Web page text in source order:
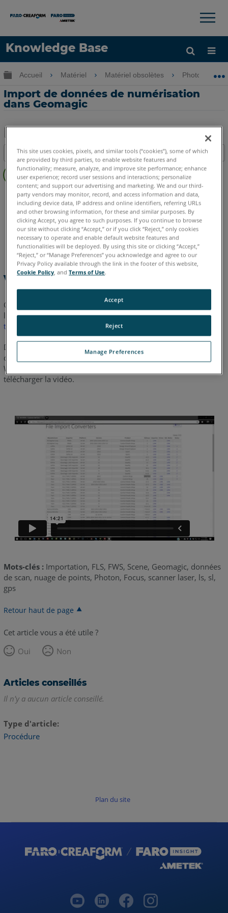
Knowledge Base
LANGUE
×
Développer/réduire la hiérarchie globale
Accueil Matériel Matériel obsolètes Photon
Import de données de numérisation
dans Geomagic
Enregistrer
en
tant
que
PDF
Table des matières
Vue
d'ensemble
Scanner laser 3D Photon
allemand anglais coréen espagnol français
Vue d'ensemble
Cet article vous fournit un guide étape par étape de
l'importation de données FLS dans Geomagic, qui peut être
téléchargé ici
Dans la vidéo suivante, vous apprendrez comment importer
des données de numérisation FARO® dans GeoMagic DX et
Wrap. Impossible de visionner la vidéo ?
télécharger la vidéo.
Mots-clés : Importation, FLS, FWS, Scene, Geomagic, données
de scan, nuage de points, Photon, Focus, scanner laser, ls, sl,
gps
Retour haut de page
Cet article vous a été utile ?
Oui
Non
Articles conseillés
Il n'y a aucun article conseillé.
Type d'article
Procédure
Plan du site
This site uses cookies, pixels, and similar tools (“cookies”), some of which
are provided by third parties, to enable website features and
functionality; measure, analyze, and improve site performance; enhance
user experience; record user sessions and interactions; personalize
content; and support our advertising and marketing. We and our third-
party vendors may monitor, record, and access information and data,
including device data, IP address and online identifiers, referring URLs
and other browsing information, for these and similar purposes. By
clicking Accept, you agree to such purposes. If you continue to browse
our site without clicking “Accept,” or if you click “Reject,” only cookies
necessary to operate and enable default website features and
functionalities will be deployed. By using this site or clicking “Accept,”
“Reject,” or “Manage Preferences” you acknowledge and agree to our
Privacy Policy available through the link in the footer of this website,
Cookie Policy, andTerms of Use.
Manage Preferences
Reject
Accept